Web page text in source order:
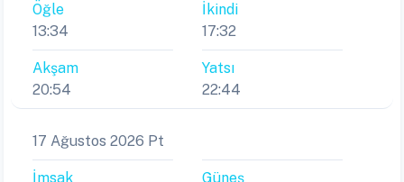
Öğle
13:34
İkindi
17:32
Akşam
20:54
Yatsı
22:44
17 Ağustos 2026 Pt
İmsak
Güneş